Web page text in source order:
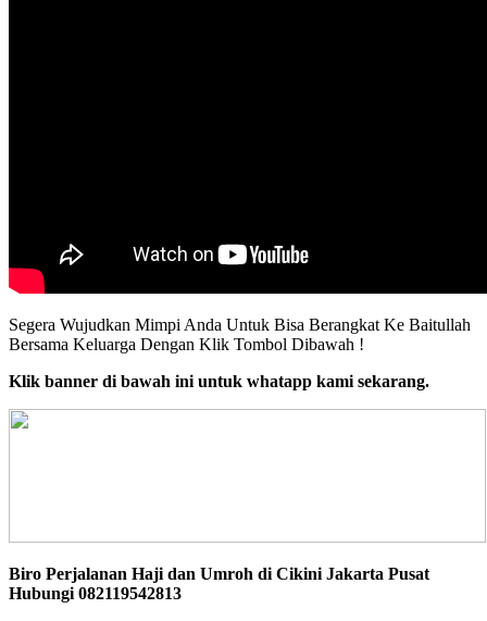
Segera Wujudkan Mimpi Anda Untuk Bisa Berangkat Ke Baitullah
Bersama Keluarga Dengan Klik Tombol Dibawah !
Klik banner di bawah ini untuk whatapp kami sekarang.
Biro Perjalanan Haji dan Umroh di Cikini Jakarta Pusat
Hubungi 082119542813